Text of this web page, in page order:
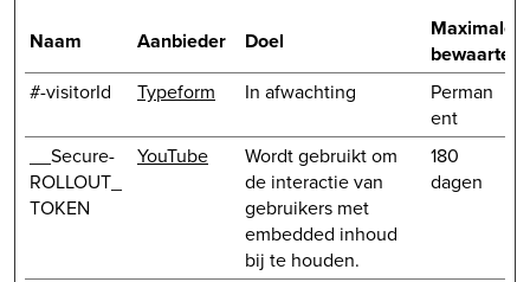
Naam Aanbieder Doel
Maximale
#-visitorId Typeform In afwachting
Perman
ent
__Secure-
ROLLOUT_
TOKEN
YouTube
Wordt gebruikt om
de interactie van
gebruikers met
embedded inhoud
bij te houden.
180
dagen